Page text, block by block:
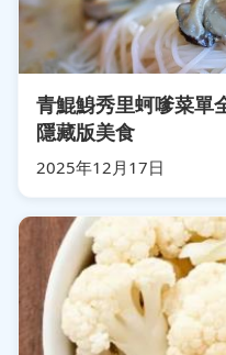
青鯤鯓秀里蚵嗲菜單
隱藏版美食
2025年12月17日